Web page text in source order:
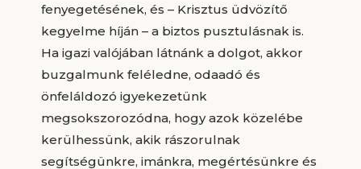
fenyegetésének, és – Krisztus üdvözítő
kegyelme híján – a biztos pusztulásnak is.
Ha igazi valójában látnánk a dolgot, akkor
buzgalmunk feléledne, odaadó és
önfeláldozó igyekezetünk
megsokszorozódna, hogy azok közelébe
kerülhessünk, akik rászorulnak
segítségünkre, imánkra, megértésünkre és